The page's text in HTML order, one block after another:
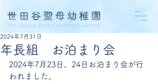
年長組 お泊まり会
2024年7月31日
2024年7月23日、24日お泊まり会が行
われました。